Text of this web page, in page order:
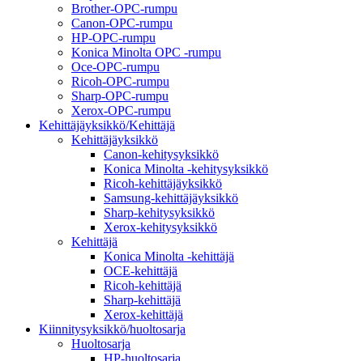
Brother-OPC-rumpu
Canon-OPC-rumpu
HP-OPC-rumpu
Konica Minolta OPC -rumpu
Oce-OPC-rumpu
Ricoh-OPC-rumpu
Sharp-OPC-rumpu
Xerox-OPC-rumpu
Kehittäjäyksikkö/Kehittäjä
Kehittäjäyksikkö
Canon-kehitysyksikkö
Konica Minolta -kehitysyksikkö
Ricoh-kehittäjäyksikkö
Samsung-kehittäjäyksikkö
Sharp-kehitysyksikkö
Xerox-kehitysyksikkö
Kehittäjä
Konica Minolta -kehittäjä
OCE-kehittäjä
Ricoh-kehittäjä
Sharp-kehittäjä
Xerox-kehittäjä
Kiinnitysyksikkö/huoltosarja
Huoltosarja
HP-huoltosarja